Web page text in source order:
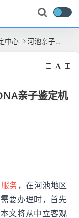
中心 河池亲子鉴定哪里可以做(正规DNA亲子鉴定机构列表)
亲子鉴定机
务 ，在河池地区
要办理时，首先
文将从中立客观